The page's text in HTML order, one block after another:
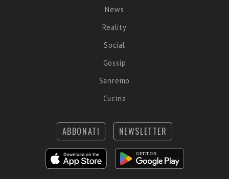
News
Reality
Social
Gossip
Sanremo
Cucina
ABBONATI NEWSLETTER